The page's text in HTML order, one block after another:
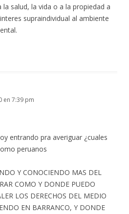
salud, la vida o a la propiedad a
supraindividual al ambiente
en 7:39 pm
entrando pra averiguar ¿cuales
peruanos
Y CONOCIENDO MAS DEL
COMO Y DONDE PUEDO
LOS DERECHOS DEL MEDIO
EN BARRANCO, Y DONDE